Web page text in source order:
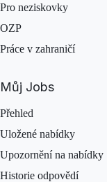
Pro neziskovky
OZP
Práce v zahraničí
Můj Jobs
Přehled
Uložené nabídky
Upozornění na nabídky
Historie odpovědí